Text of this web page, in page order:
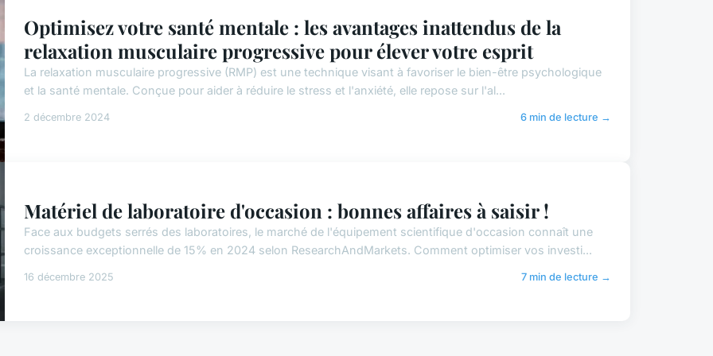
Optimisez votre santé mentale : les avantages inattendus de la
relaxation musculaire progressive pour élever votre esprit
La relaxation musculaire progressive (RMP) est une technique visant à favoriser le bien-être psychologique
et la santé mentale. Conçue pour aider à réduire le stress et l'anxiété, elle repose sur l'al...
2 décembre 2024 6 min de lecture →
Matériel de laboratoire d'occasion : bonnes affaires à saisir !
Face aux budgets serrés des laboratoires, le marché de l'équipement scientifique d'occasion connaît une
croissance exceptionnelle de 15% en 2024 selon ResearchAndMarkets. Comment optimiser vos investi...
16 décembre 2025 7 min de lecture →